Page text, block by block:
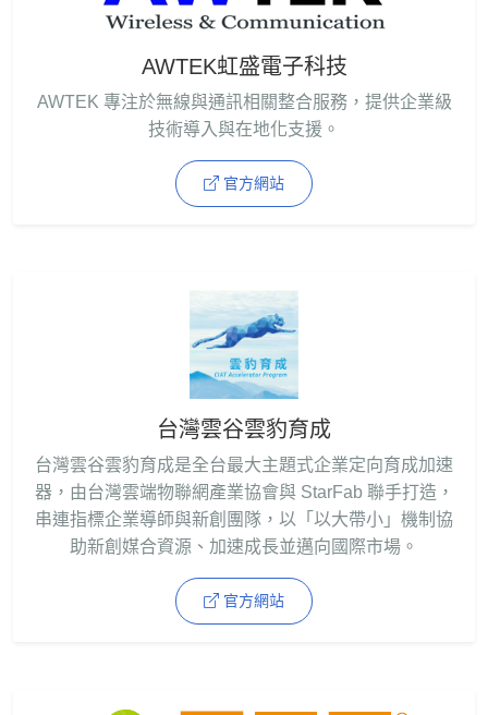
AWTEK虹盛電子科技
AWTEK 專注於無線與通訊相關整合服務，提供企業級
技術導入與在地化支援。
官方網站
台灣雲谷雲豹育成
台灣雲谷雲豹育成是全台最大主題式企業定向育成加速
器，由台灣雲端物聯網產業協會與 StarFab 聯手打造，
串連指標企業導師與新創團隊，以「以大帶小」機制協
助新創媒合資源、加速成長並邁向國際市場。
官方網站